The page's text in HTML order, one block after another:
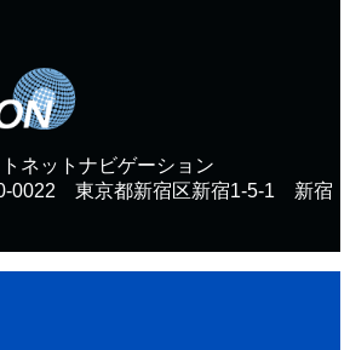
ネットナビゲーション
0022 東京都新宿区新宿1-5-1 新宿